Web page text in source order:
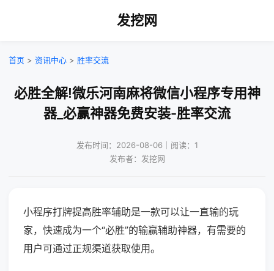
发挖网
首页 > 资讯中心 > 胜率交流
必胜全解!微乐河南麻将微信小程序专用神
器_必赢神器免费安装-胜率交流
发布时间：2026-08-06｜阅读：1
发布者：发挖网
小程序打牌提高胜率辅助是一款可以让一直输的玩
家，快速成为一个“必胜”的输赢辅助神器，有需要的
用户可通过正规渠道获取使用。